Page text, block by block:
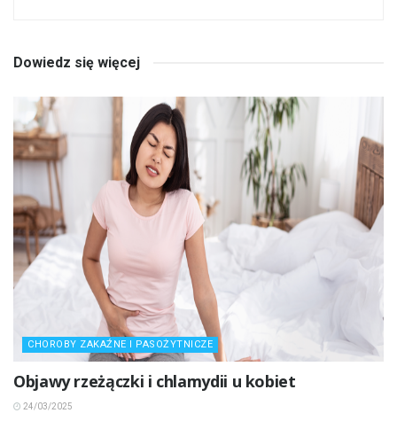
Dowiedz się więcej
CHOROBY ZAKAŹNE I PASOŻYTNICZE
Objawy rzeżączki i chlamydii u kobiet
24/03/2025